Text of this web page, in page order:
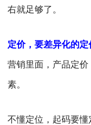
右就足够了。
定价，要差异化的定
营销里面，产品定
素。
不懂定位，起码要